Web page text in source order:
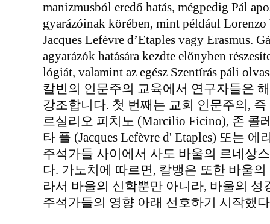
manizmusból eredő hatás, mégpedig Pál
gyarázóinak körében, mint például
Jacques Lefèvre d’Etaples vagy Erasmus.
agyarázók hatására kezdte előnyben
lógiát, valamint az egész Szentírás páli
칼빈의 인문주의 교육에서 연구자들은
강조합니다. 첫 번째는 교회 인문주의, 즉
르실리오 피치노 (Marcilio Ficino), 존 콜
타 플 (Jacques Lefèvre d' Etaples) 또는
주석가들 사이에서 사도 바울의 르네상
다. 가노치에 따르면, 칼뱅은 또한 바울
라서 바울의 신학뿐만 아니라, 바울의
주석가들의 영향 아래 선호하기 시작했